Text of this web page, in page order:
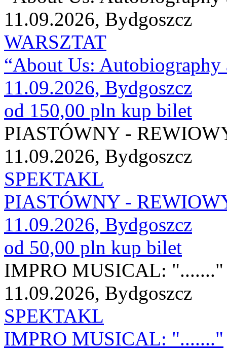
11.09.2026, Bydgoszcz
WARSZTAT
“About Us:
11.09.2026, Bydgoszcz
od 150,00 pln kup bilet
PIASTÓWNY -
11.09.2026, Bydgoszcz
SPEKTAKL
PIASTÓWNY -
11.09.2026, Bydgoszcz
od 50,00 pln kup bilet
IMPRO MUSICAL: "......."
11.09.2026, Bydgoszcz
SPEKTAKL
IMPRO MUSICAL: "......."